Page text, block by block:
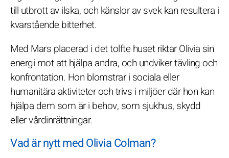
till utbrott av ilska, och känslor av svek kan resultera i
kvarstående bitterhet.
Med Mars placerad i det tolfte huset riktar Olivia sin
energi mot att hjälpa andra, och undviker tävling och
konfrontation. Hon blomstrar i sociala eller
humanitära aktiviteter och trivs i miljöer där hon kan
hjälpa dem som är i behov, som sjukhus, skydd
eller vårdinrättningar.
Vad är nytt med Olivia Colman?